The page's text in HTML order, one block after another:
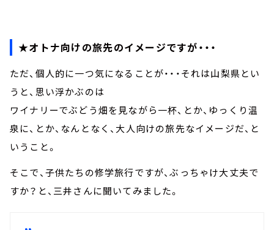
★オトナ向けの旅先のイメージですが・・・
ただ、個人的に一つ気になることが・・・それは山梨県とい
うと、思い浮かぶのは
ワイナリーでぶどう畑を見ながら一杯、とか、ゆっくり温
泉に、とか、なんとなく、大人向けの旅先なイメージだ、と
いうこと。
そこで、子供たちの修学旅行ですが、ぶっちゃけ大丈夫で
すか？と、三井さんに聞いてみました。